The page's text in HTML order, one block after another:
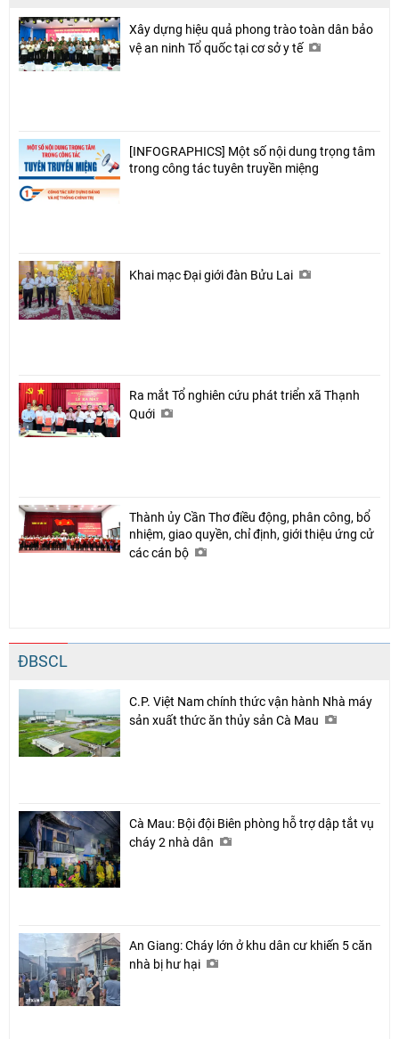
Xây dựng hiệu quả phong trào toàn dân bảo
vệ an ninh Tổ quốc tại cơ sở y tế
[INFOGRAPHICS] Một số nội dung trọng tâm
trong công tác tuyên truyền miệng
Khai mạc Đại giới đàn Bửu Lai
Ra mắt Tổ nghiên cứu phát triển xã Thạnh
Quới
Thành ủy Cần Thơ điều động, phân công, bổ
nhiệm, giao quyền, chỉ định, giới thiệu ứng cử
các cán bộ
ĐBSCL
C.P. Việt Nam chính thức vận hành Nhà máy
sản xuất thức ăn thủy sản Cà Mau
Cà Mau: Bội đội Biên phòng hỗ trợ dập tắt vụ
cháy 2 nhà dân
An Giang: Cháy lớn ở khu dân cư khiến 5 căn
nhà bị hư hại